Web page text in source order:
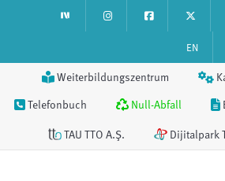
EN
Weiterbildungszentrum
Telefonbuch
Null-Abfall
TAU TTO A.Ş.
Dijitalpark